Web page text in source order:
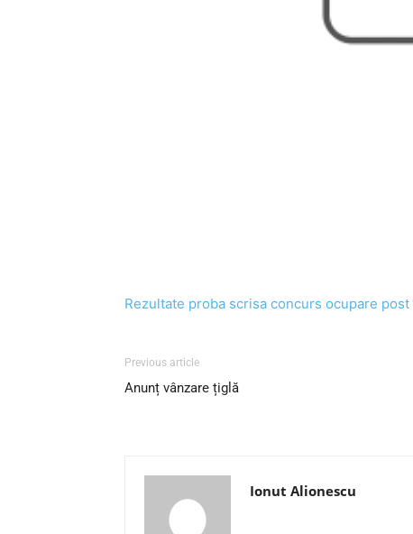
Rezultate proba scrisa concurs ocupare
Previous article
Anunț vânzare țiglă
Ionut Alionescu